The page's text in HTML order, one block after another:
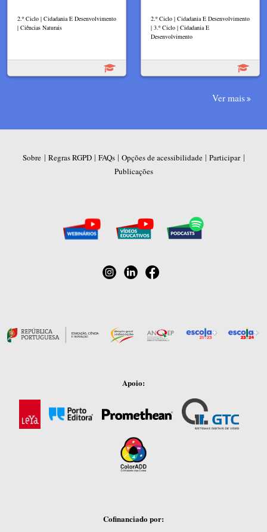
2.º Ciclo | Cidadania E Desenvolvimento
| Ciências Naturais
2.º Ciclo | Cidadania E Desenvolvimento
| 3.º Ciclo | Cidadania E
Desenvolvimento
Ver mais
Sobre | Regras RGPD| FAQs| Opções de acessibilidade| Participar|
Publicações
Apoio:
Cofinanciado por: